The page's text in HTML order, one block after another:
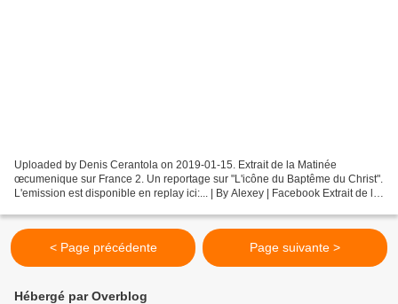
Uploaded by Denis Cerantola on 2019-01-15. Extrait de la Matinée
œcumenique sur France 2. Un reportage sur "L'icône du Baptême du Christ".
L'emission est disponible en replay ici:... | By Alexey | Facebook Extrait de la
< Page précédente Page suivante >
Hébergé par Overblog